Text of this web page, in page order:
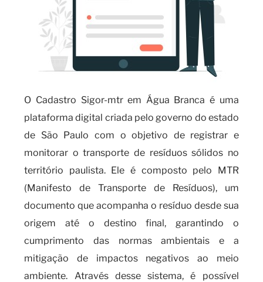
O Cadastro Sigor-mtr em Água Branca é uma
plataforma digital criada pelo governo do estado
de São Paulo com o objetivo de registrar e
monitorar o transporte de resíduos sólidos no
território paulista. Ele é composto pelo MTR
(Manifesto de Transporte de Resíduos), um
documento que acompanha o resíduo desde sua
origem até o destino final, garantindo o
cumprimento das normas ambientais e a
mitigação de impactos negativos ao meio
ambiente. Através desse sistema, é possível